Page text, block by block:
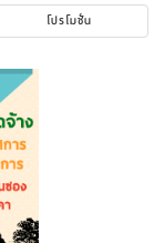
โปรโมชั่น